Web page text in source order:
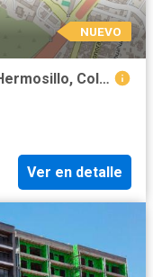
NUEVO
Renta de departamento Avenida Hermosillo, Colonia Sonora, C.P. 22195
Ver en detalle